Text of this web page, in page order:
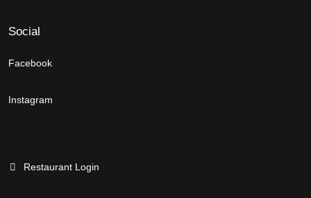
Social
Facebook
Instagram
Restaurant Login